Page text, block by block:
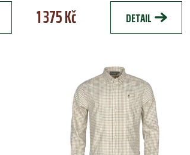
1 375 Kč DETAIL